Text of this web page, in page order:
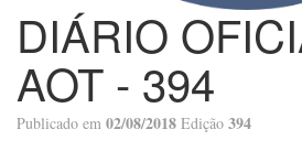
DIÁRIO
AOT - 394
Publicado em 02/08/2018 Edição 394